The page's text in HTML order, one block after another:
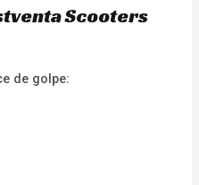
Scooters
de golpe: